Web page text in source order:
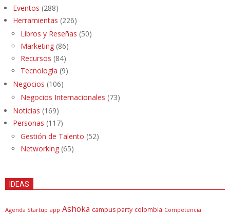
Eventos (288)
Herramientas (226)
Libros y Reseñas (50)
Marketing (86)
Recursos (84)
Tecnología (9)
Negocios (106)
Negocios Internacionales (73)
Noticias (169)
Personas (117)
Gestión de Talento (52)
Networking (65)
IDEAS
Agenda Startup app Ashoka campus party colombia Competencia